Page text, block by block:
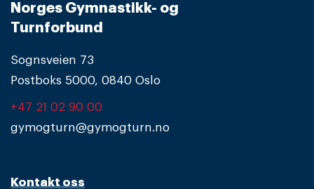
Norges Gymnastikk- og
Turnforbund
Sognsveien 73
Postboks 5000, 0840 Oslo
+47 21 02 90 00
gymogturn@gymogturn.no
Kontakt oss